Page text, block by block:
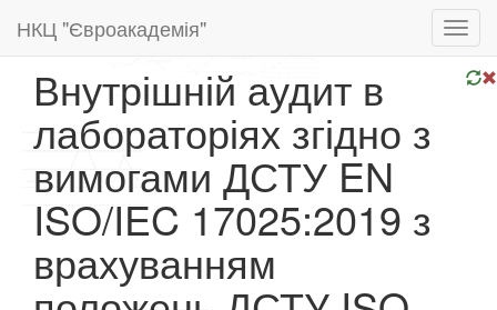
НКЦ "Євроакадемія"
Внутрішній аудит в
лабораторіях згідно з
вимогами ДСТУ EN
ISO/IEC 17025:2019 з
врахуванням